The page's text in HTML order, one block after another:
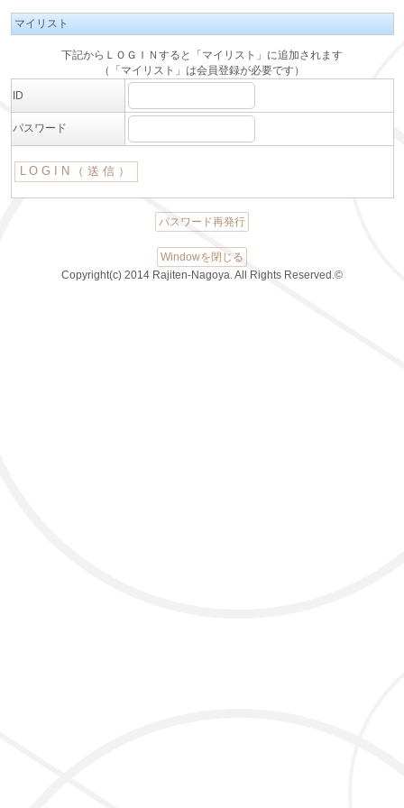
マイリスト
下記からＬＯＧＩＮすると「マイリスト」に追加されます
（「マイリスト」は会員登録が必要です）
ID
パスワード
パスワード再発行
Windowを閉じる
Copyright(c) 2014 Rajiten-Nagoya. All Rights Reserved.©